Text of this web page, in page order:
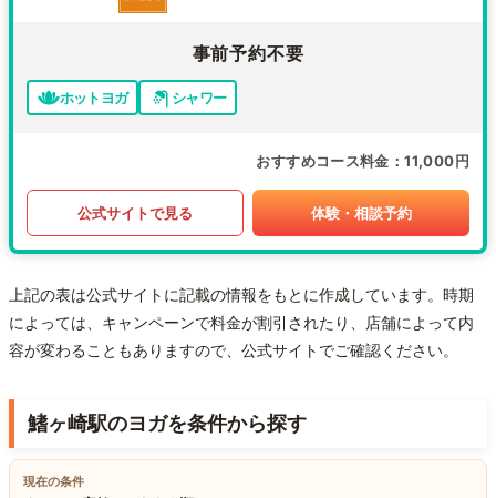
事前予約不要
ホットヨガ シャワー
おすすめコース料金 11,000円
公式サイトで見る 体験・相談予約
上記の表は公式サイトに記載の情報をもとに作成しています。時期
によっては、キャンペーンで料金が割引されたり、店舗によって内
容が変わることもありますので、公式サイトでご確認ください。
鰭ヶ崎駅のヨガを条件から探す
現在の条件